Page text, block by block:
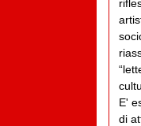
E'
di